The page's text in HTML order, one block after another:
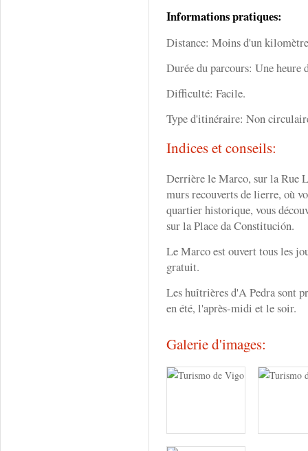
Informations pratiques:
Distance: Moins d'un
Durée du parcours: Une heure
Difficulté: Facile.
Type d'itinéraire: Non
Indices et conseils:
Derrière le Marco, sur la Rue
murs recouverts de lierre, où
quartier historique, vous
sur la Place da Constitución.
Le Marco est ouvert tous les
gratuit.
Les huîtrières d'A Pedra sont
en été, l'après-midi et le soir.
Galerie d'images: